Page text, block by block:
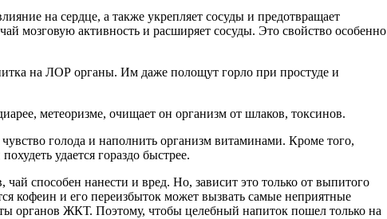
на сердце, а также укрепляет сосуды и предотвращает
мозговую активность и расширяет сосуды. Это свойство особенно
на ЛОР органы. Им даже полощут горло при простуде и
метеоризме, очищает он организм от шлаков, токсинов.
голода и наполнить организм витаминами. Кроме того,
удается гораздо быстрее.
способен нанести и вред. Но, зависит это только от выпитого
кофеин и его переизбыток может вызвать самые неприятные
органов ЖКТ. Поэтому, чтобы целебный напиток пошел только на